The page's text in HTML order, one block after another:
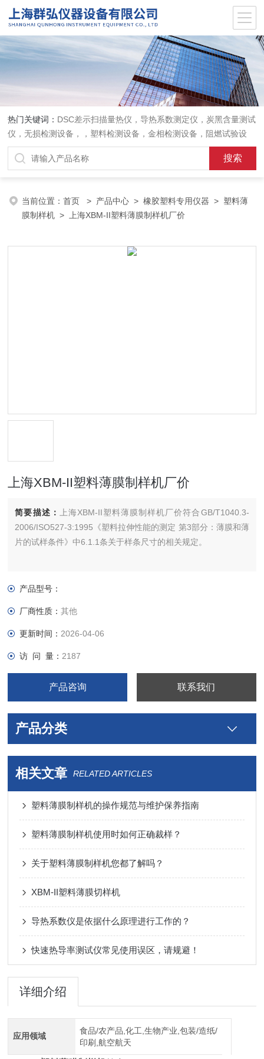
热门关键词： DSC差示扫描量热仪，导热系数测定仪，炭黑含量测试
仪，无损检测设备，，塑料检测设备，金相检测设备，阻燃试验设
备，耐环境老化设备，金属检测设备，量具量仪
当前位置：首页 > 产品中心 >橡胶塑料专用仪器 > 塑料薄
膜制样机 > 上海XBM-II塑料薄膜制样机厂价
上海XBM-II塑料薄膜制样机厂价
简要描述：
上海XBM-II塑料薄膜制样机厂价符合GB/T1040.3-
2006/ISO527-3:1995《塑料拉伸性能的测定 第3部分：薄膜和薄
片的试样条件》中6.1.1条关于样条尺寸的相关规定。
产品型号：
厂商性质：其他
更新时间： 2026-04-06
访 问 量： 2187
产品咨询 联系我们
产品分类
相关文章 RELATED ARTICLES
塑料薄膜制样机的操作规范与维护保养指南
塑料薄膜制样机使用时如何正确裁样？
关于塑料薄膜制样机您都了解吗？
XBM-II塑料薄膜切样机
导热系数仪是依据什么原理进行工作的？
快速热导率测试仪常见使用误区，请规避！
详细介绍
应用领域
食品/农产品,化工,生物产业,包装/造纸/
印刷,航空航天